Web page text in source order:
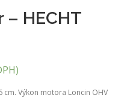
HECHT
Výkon motora Loncin OHV